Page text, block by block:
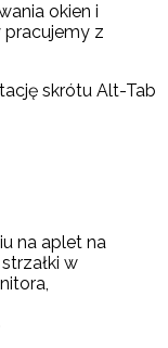
okien i
pracujemy z
skrótu Alt-Tab
na aplet na
w